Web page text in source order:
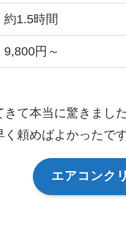
約1.5時間
9,800円～
て本当に驚きまし
頼めばよかったです
エアコンク